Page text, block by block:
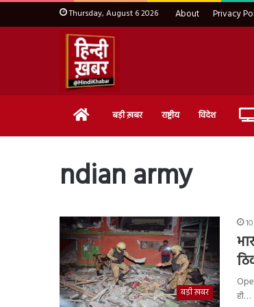
Thursday, August 6 2026 About Privacy
Home बड़ी ख़बर राष्ट्रीय विदेश
ndian army
बड़ी ख़बर
ही…